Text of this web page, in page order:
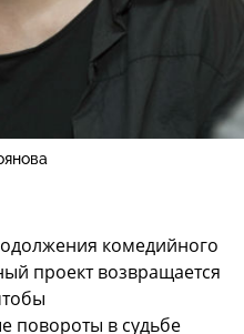
комедийного
проект возвращается
повороты в судьбе